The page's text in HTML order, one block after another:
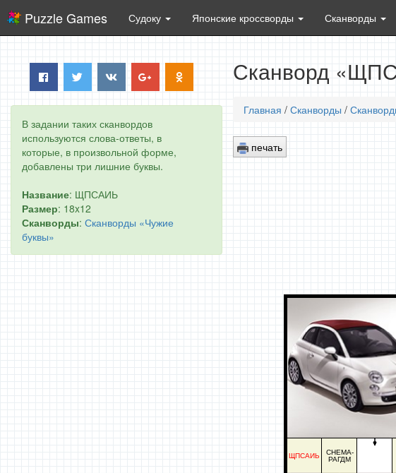
Puzzle Games Судоку Японские кроссворды Сканворды
В задании таких сканвордов
используются слова-ответы, в
которые, в произвольной форме,
добавлены три лишние буквы.
Название: ЩПСАИЬ
Размер: 18x12
Сканворды: Сканворды «Чужие
буквы»
Сканворд
Главная / Сканворды /
печать
ЩПСАИЬ
СНЕМА-
РАГДМ